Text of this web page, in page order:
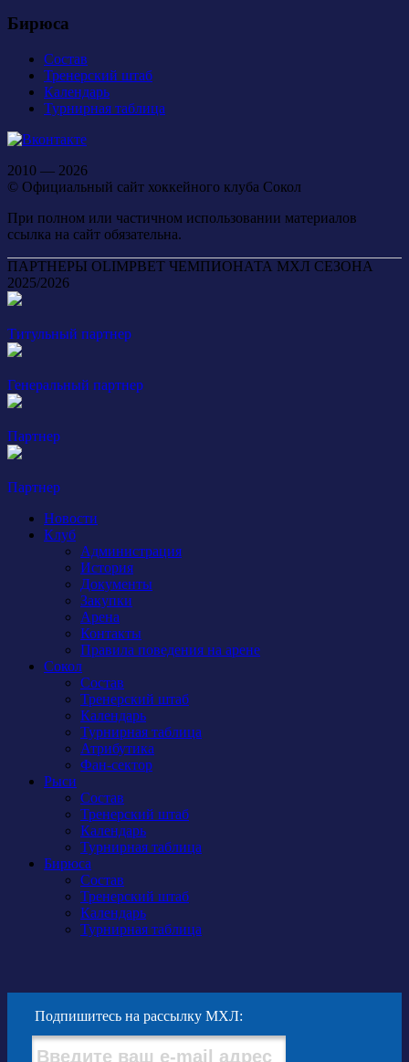
Бирюса
Состав
Тренерский штаб
Календарь
Турнирная таблица
2010 — 2026
© Официальный сайт хоккейного клуба Сокол
При полном или частичном использовании материалов
ссылка на сайт обязательна.
ПАРТНЕРЫ OLIMPBET ЧЕМПИОНАТА МХЛ СЕЗОНА
2025/2026
Титульный партнер
Генеральный партнер
Партнер
Партнер
Новости
Клуб
Администрация
История
Документы
Закупки
Арена
Контакты
Правила поведения на арене
Сокол
Состав
Тренерский штаб
Календарь
Турнирная таблица
Атрибутика
Фан-сектор
Рыси
Состав
Тренерский штаб
Календарь
Турнирная таблица
Бирюса
Состав
Тренерский штаб
Календарь
Турнирная таблица
Подпишитесь на рассылку МХЛ: